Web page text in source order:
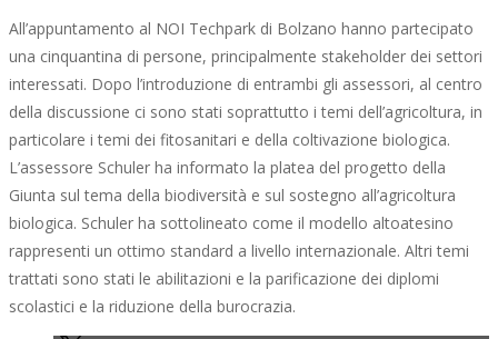
All’appuntamento al NOI Techpark di Bolzano hanno partecipato
una cinquantina di persone, principalmente stakeholder dei settori
interessati. Dopo l’introduzione di entrambi gli assessori, al centro
della discussione ci sono stati soprattutto i temi dell’agricoltura, in
particolare i temi dei fitosanitari e della coltivazione biologica.
L’assessore Schuler ha informato la platea del progetto della
Giunta sul tema della biodiversità e sul sostegno all’agricoltura
biologica. Schuler ha sottolineato come il modello altoatesino
rappresenti un ottimo standard a livello internazionale. Altri temi
trattati sono stati le abilitazioni e la parificazione dei diplomi
scolastici e la riduzione della burocrazia.